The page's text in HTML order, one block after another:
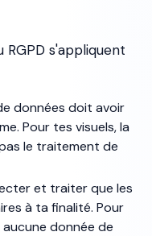
s'appliquent
données doit avoir
Pour tes visuels, la
le traitement de
et traiter que les
à ta finalité. Pour
aucune donnée de